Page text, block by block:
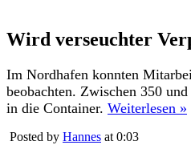
Wird verseuchter
Im Nordhafen konnten
beobachten. Zwischen 350
in die Container. Weiterlesen »
Posted by Hannes at 0:03